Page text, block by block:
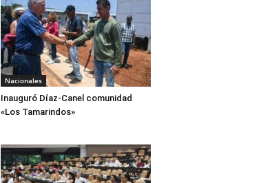
Nacionales
Inauguró Díaz-Canel comunidad
«Los Tamarindos»